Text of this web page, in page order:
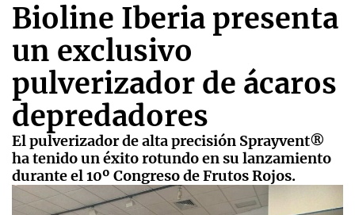
Bioline Iberia presenta
un exclusivo
pulverizador de ácaros
depredadores
El pulverizador de alta precisión Sprayvent®
ha tenido un éxito rotundo en su lanzamiento
durante el 10º Congreso de Frutos Rojos.